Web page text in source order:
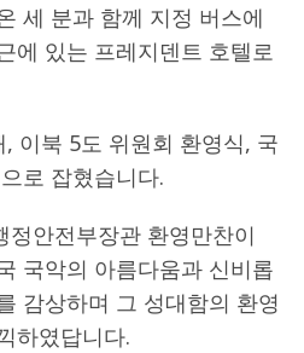
세 분과 함께 지정 버스에
에 있는 프레지덴트 호텔로
이북 5도 위원회 환영식, 국
로 잡혔습니다.
안전부장관 환영만찬이
국악의 아름다움과 신비롭
감상하며 그 성대함의 환영
하였답니다.